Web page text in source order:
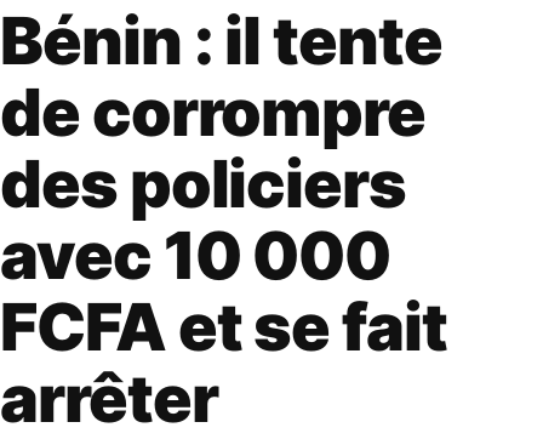
Bénin : il tente
de corrompre
des policiers
avec 10 000
FCFA et se fait
arrêter